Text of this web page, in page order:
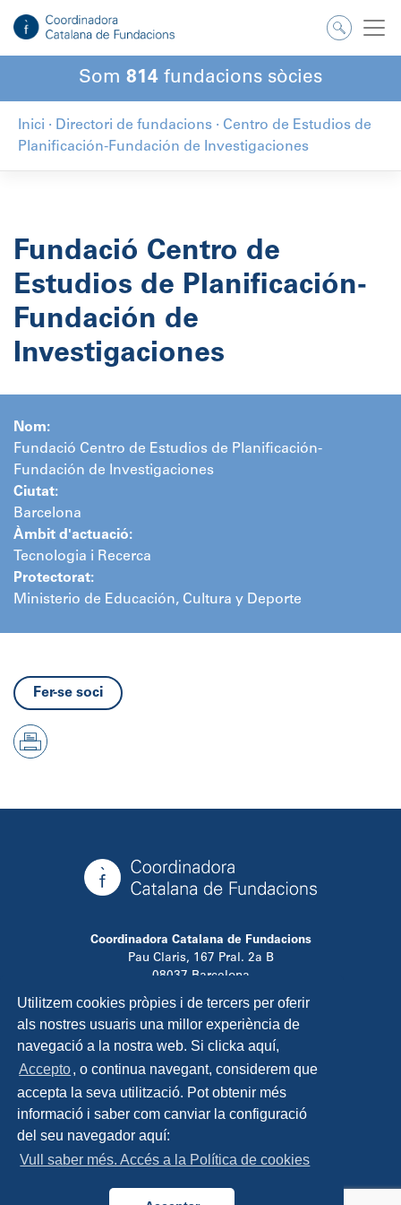
Utilitzem cookies pròpies i de tercers per oferir
als nostres usuaris una millor experiència de
navegació a la nostra web. Si clicka aquí,
Accepto, o continua navegant, considerem que
accepta la seva utilització. Pot obtenir més
informació i saber com canviar la configuració
del seu navegador aquí:
Vull saber més. Accés a la Política de cookies
contingut
Som 814 fundacions sòcies
Inici · Directori de fundacions · Centro de Estudios de
Planificación-Fundación de Investigaciones
Fundació Centro de
Estudios de Planificación-
Fundación de
Investigaciones
Nom:
Fundació Centro de Estudios de Planificación-
Fundación de Investigaciones
Ciutat:
Barcelona
Àmbit d'actuació:
Tecnologia i Recerca
Protectorat:
Ministerio de Educación, Cultura y Deporte
Fer-se soci
Coordinadora Catalana de Fundacions
Pau Claris, 167 Pral. 2a B
08037 Barcelona
T. 934 881 480
info@ccfundacions.cat
Contacta
Política de privadesa
Política de cookies